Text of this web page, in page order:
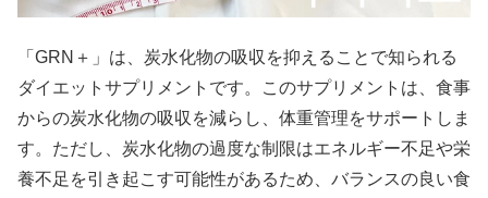
「GRN＋」は、炭水化物の吸収を抑えることで知られる
ダイエットサプリメントです。このサプリメントは、食事
からの炭水化物の吸収を減らし、体重管理をサポートしま
す。ただし、炭水化物の過度な制限はエネルギー不足や栄
養不足を引き起こす可能性があるため、バランスの良い食